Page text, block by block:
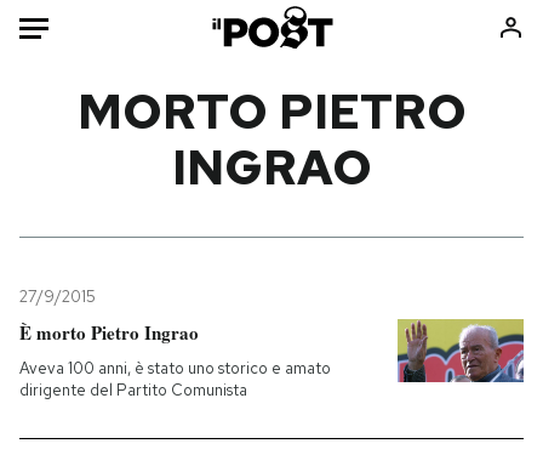
Mondo
Tecnologia
Internet
Scienza
Libri
Media
MORTO PIETRO
INGRAO
27/9/2015
È morto Pietro Ingrao
Aveva 100 anni, è stato uno storico e amato
dirigente del Partito Comunista